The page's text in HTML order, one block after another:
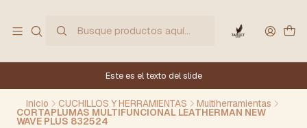
Este es el texto del slide
Inicio CUCHILLOS Y HERRAMIENTAS Multiherramientas
CORTAPLUMAS MULTIFUNCIONAL LEATHERMAN NEW
WAVE PLUS 832524